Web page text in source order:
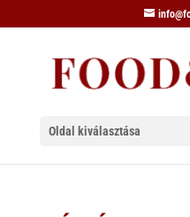
Oldal kiválasztása